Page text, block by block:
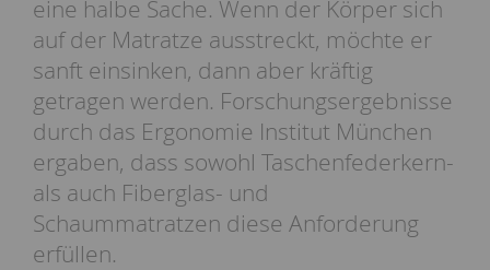
eine halbe Sache. Wenn der Körper sich
auf der Matratze ausstreckt, möchte er
sanft einsinken, dann aber kräftig
getragen werden. Forschungsergebnisse
durch das Ergonomie Institut München
ergaben, dass sowohl Taschenfederkern-
als auch Fiberglas- und
Schaummatratzen diese Anforderung
erfüllen.